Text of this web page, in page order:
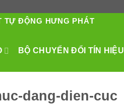
TỰ ĐỘNG HƯNG PHÁT
BỘ CHUYỂN ĐỔI TÍN HIỆU
dang-dien-cuc